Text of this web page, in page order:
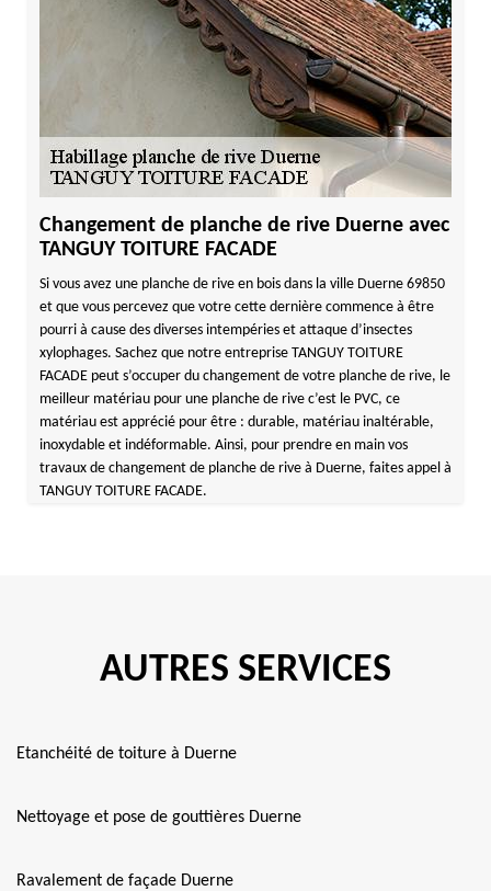
Changement de planche de rive Duerne avec
TANGUY TOITURE FACADE
Si vous avez une planche de rive en bois dans la ville Duerne 69850
et que vous percevez que votre cette dernière commence à être
pourri à cause des diverses intempéries et attaque d’insectes
xylophages. Sachez que notre entreprise TANGUY TOITURE
FACADE peut s’occuper du changement de votre planche de rive, le
meilleur matériau pour une planche de rive c’est le PVC, ce
matériau est apprécié pour être : durable, matériau inaltérable,
inoxydable et indéformable. Ainsi, pour prendre en main vos
travaux de changement de planche de rive à Duerne, faites appel à
TANGUY TOITURE FACADE.
AUTRES SERVICES
Etanchéité de toiture à Duerne
Nettoyage et pose de gouttières Duerne
Ravalement de façade Duerne